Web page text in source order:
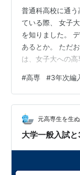
普通科高校に通
ている際、 女子
を知りました。
あるとか。 ただ
は、女子大への
の学部の編入がメ
されたのでこち
合、 あまりそも
普通の工学系大学
なのもあり あま
#高専 #3年次編
元高専生を生
大学一般入試